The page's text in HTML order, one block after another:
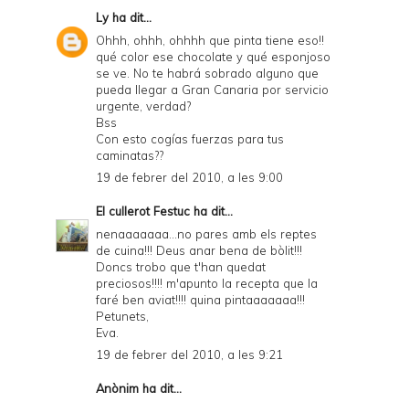
Lyha dit...
Ohhh, ohhh, ohhhh que pinta tiene eso!!
qué color ese chocolate y qué esponjoso
se ve. No te habrá sobrado alguno que
pueda llegar a Gran Canaria por servicio
urgente, verdad?
Bss
Con esto cogías fuerzas para tus
caminatas??
19 de febrer del 2010, a les 9:00
El cullerot Festuc ha dit...
nenaaaaaaa...no pares amb els reptes
de cuina!!! Deus anar bena de bòlit!!!
Doncs trobo que t'han quedat
preciosos!!!! m'apunto la recepta que la
faré ben aviat!!!! quina pintaaaaaaa!!!
Petunets,
Eva.
19 de febrer del 2010, a les 9:21
Anònim ha dit...